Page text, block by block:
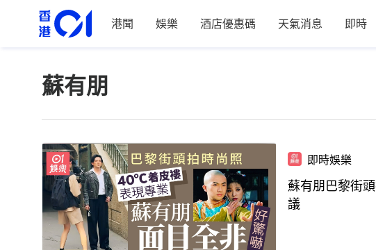
港聞 娛樂 酒店優惠碼 天氣消息 即時
蘇有朋
即時娛樂
蘇有朋巴黎街
議